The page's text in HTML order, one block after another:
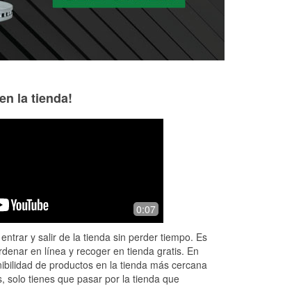
Nice and friendly
la tienda!
0:07
y salir de la tienda sin perder tiempo. Es
en línea y recoger en tienda gratis. En
de productos en la tienda más cercana
solo tienes que pasar por la tienda que